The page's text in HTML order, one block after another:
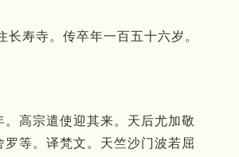
寿寺。传卒年一百五十六岁。
高宗遣使迎其来。 天后尤加敬
等。 译梵文。 天竺沙门波若屈